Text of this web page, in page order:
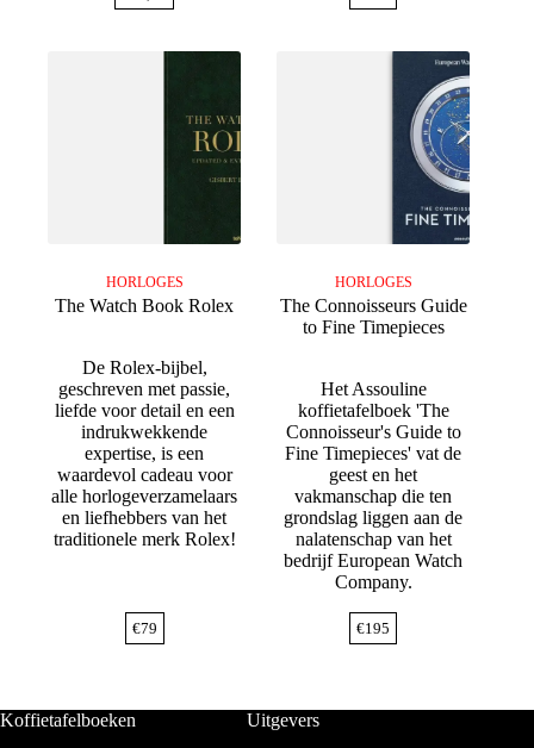
HORLOGES
The Watch Book Rolex
De Rolex-bijbel,
geschreven met passie,
liefde voor detail en een
indrukwekkende
expertise, is een
waardevol cadeau voor
alle horlogeverzamelaars
en liefhebbers van het
traditionele merk Rolex!
€79
HORLOGES
The Connoisseurs Guide
to Fine Timepieces
Het Assouline
koffietafelboek 'The
Connoisseur's Guide to
Fine Timepieces' vat de
geest en het
vakmanschap die ten
grondslag liggen aan de
nalatenschap van het
bedrijf European Watch
Company.
€195
Koffietafelboeken
Uitgevers